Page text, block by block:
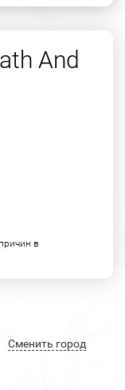
And
в
Cменить город